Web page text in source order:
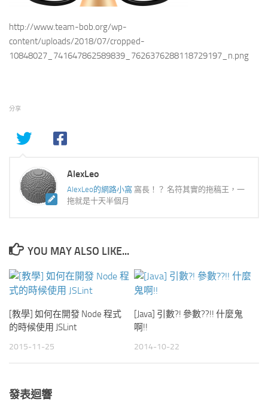
http://www.team-bob.org/wp-
content/uploads/2018/07/cropped-
10848027_741647862589839_7626376288118729197_n.png
分享
AlexLeo
AlexLeo的網路小窩 窩長！？ 名符其實的拖稿王，一
拖就是十天半個月
YOU MAY ALSO LIKE...
[教學] 如何在開發 Node 程式
的時候使用 JSLint
2015-11-25
[Java] 引數?! 參數??!! 什麼鬼
啊!!
2014-10-22
發表迴響